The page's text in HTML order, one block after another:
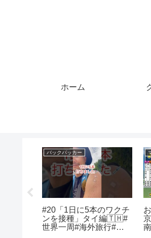
ホーム
クルーズ
A TRAVEL VLOG
GREECE ④エーゲ海
1dayクルーズ ポロス島